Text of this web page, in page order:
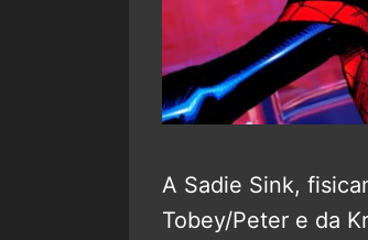
A Sadie Sink,
Tobey/Peter e da